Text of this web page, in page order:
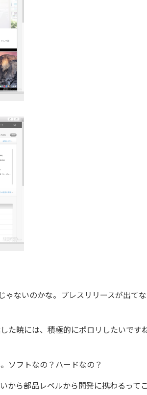
ないのかな。プレスリリースが出て
た暁には、積極的にポロリしたいです
ソフトなの？ハードなの？
から部品レベルから開発に携わるって